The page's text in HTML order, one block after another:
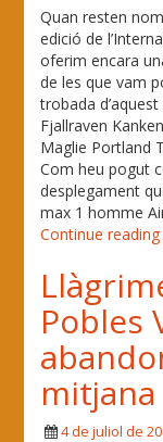
Quan resten
edició de
oferim encara
de les que vam
trobada
Fjallraven
Maglie Portland
Com heu pogut
desplegament
max 1 homme
Continue
Pobles
mitjana
4 de juliol de